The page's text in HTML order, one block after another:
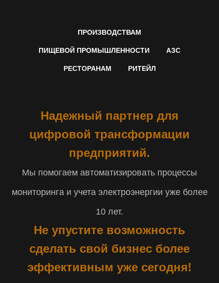
ПРОИЗВОДСТВАМ
ПИЩЕВОЙ ПРОМЫШЛЕННОСТИ АЗС
РЕСТОРАНАМ РИТЕЙЛ
Надежный партнер для
цифровой трансформации
предприятий.
Мы помогаем автоматизировать процессы
мониторинга и учета электроэнергии уже более
10 лет.
Не упустите возможность
сделать свой бизнес более
эффективным уже сегодня!